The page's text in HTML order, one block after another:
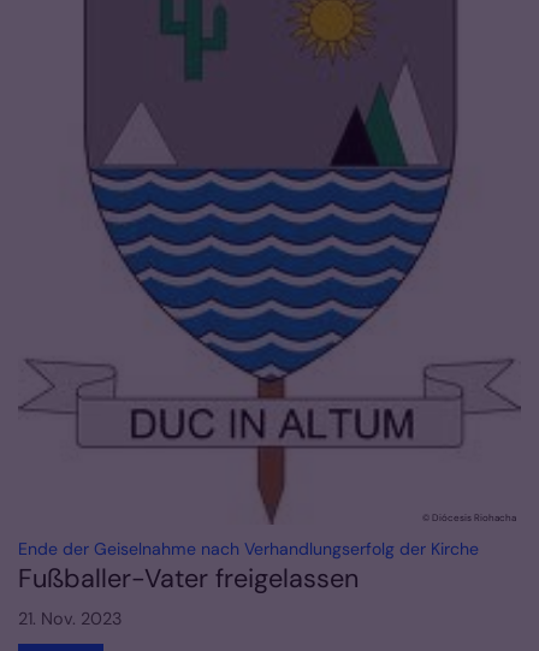
© Diócesis Riohacha
Ende der Geiselnahme nach Verhandlungserfolg der Kirche
Fußballer-Vater freigelassen
21. Nov. 2023